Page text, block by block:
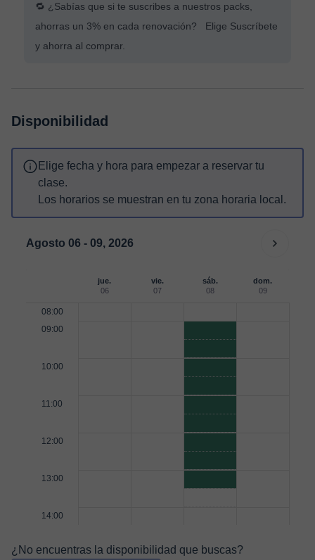
🔁 ¿Sabías que si te suscribes a nuestros packs,
ahorras un 3% en cada renovación? Elige Suscríbete
y ahorra al comprar.
Disponibilidad
Elige fecha y hora para empezar a reservar tu
clase.
Los horarios se muestran en tu zona horaria local.
Agosto 06 - 09, 2026
jue.
06
vie.
07
sáb.
08
dom.
09
08:00
09:00
10:00
11:00
12:00
13:00
14:00
¿No encuentras la disponibilidad que buscas?